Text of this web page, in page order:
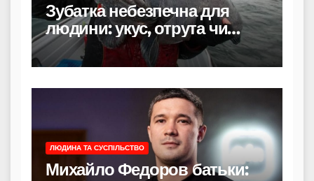
Зубатка небезпечна для
людини: укус, отрута чи
лише зовнішність
ЛЮДИНА ТА СУСПІЛЬСТВО
Михайло Федоров батьки: